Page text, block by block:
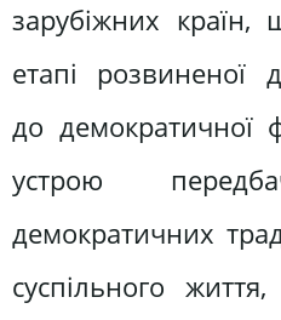
зарубіжних країн,
етапі розвиненої
до демократичної
устрою
демократичних
суспільного